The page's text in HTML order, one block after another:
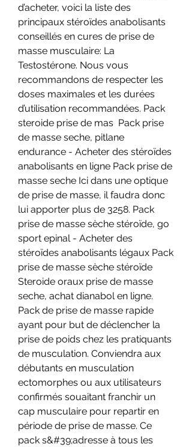
d’acheter, voici la liste des
principaux stéroïdes anabolisants
conseillés en cures de prise de
masse musculaire: La
Testostérone. Nous vous
recommandons de respecter les
doses maximales et les durées
d’utilisation recommandées. Pack
steroide prise de mas  Pack prise
de masse seche, pitlane
endurance - Acheter des stéroïdes
anabolisants en ligne Pack prise de
masse seche Ici dans une optique
de prise de masse, il faudra donc
lui apporter plus de 3258. Pack
prise de masse sèche stéroïde, go
sport epinal - Acheter des
stéroïdes anabolisants légaux Pack
prise de masse sèche stéroïde
Steroide oraux prise de masse
seche, achat dianabol en ligne.
Pack de prise de masse rapide
ayant pour but de déclencher la
prise de poids chez les pratiquants
de musculation. Conviendra aux
débutants en musculation
ectomorphes ou aux utilisateurs
confirmés souaitant franchir un
cap musculaire pour repartir en
période de prise de masse. Ce
pack s&#39;adresse à tous les